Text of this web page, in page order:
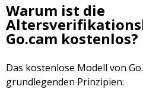
Warum ist die
Go.cam kostenlos?
Das kostenlose Modell von
grundlegenden Prinzipien: